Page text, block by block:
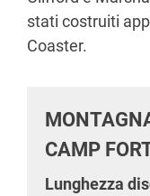
stati costruiti
Coaster.
CAMP
Lunghezza